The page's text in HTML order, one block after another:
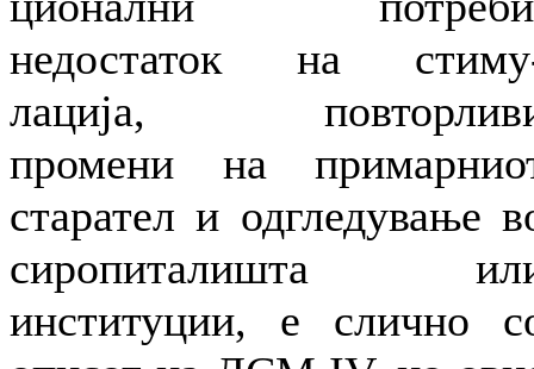
недостаток на
лација,
промени на
старател и одгледување
сиропиталишта
институции, е слично